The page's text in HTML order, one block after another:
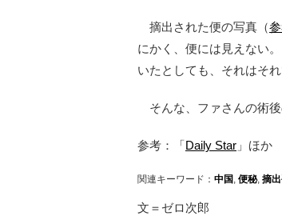
摘出された便の写真（
にかく、便には見えない
いたとしても、それはそ
そんな、ファさんの術後
参考：「Daily Star 」ほか
関連キーワード： 中国 便秘, 摘
文＝ゼロ次郎